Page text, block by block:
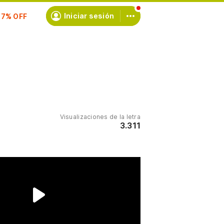
Iniciar sesión
Visualizaciones de la letra
3.311